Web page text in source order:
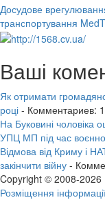
Досудове
транспортування
Ваші
Як отримати
році - Комментариев: 1
На Буковині чоловіка
УПЦ МП під час
Відмова від Криму і
закінчити війну -
Copyright © 2008-2026
Розміщення